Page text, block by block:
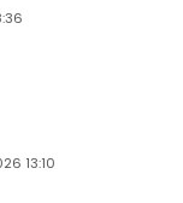
13:10